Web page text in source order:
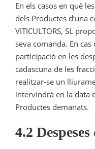
En els casos en què
dels Productes d’una
VITICULTORS, SL
seva comanda. En
participació en les
cadascuna de les
realitzar-se un
intervindrà en la data
Productes demanats.
4.2